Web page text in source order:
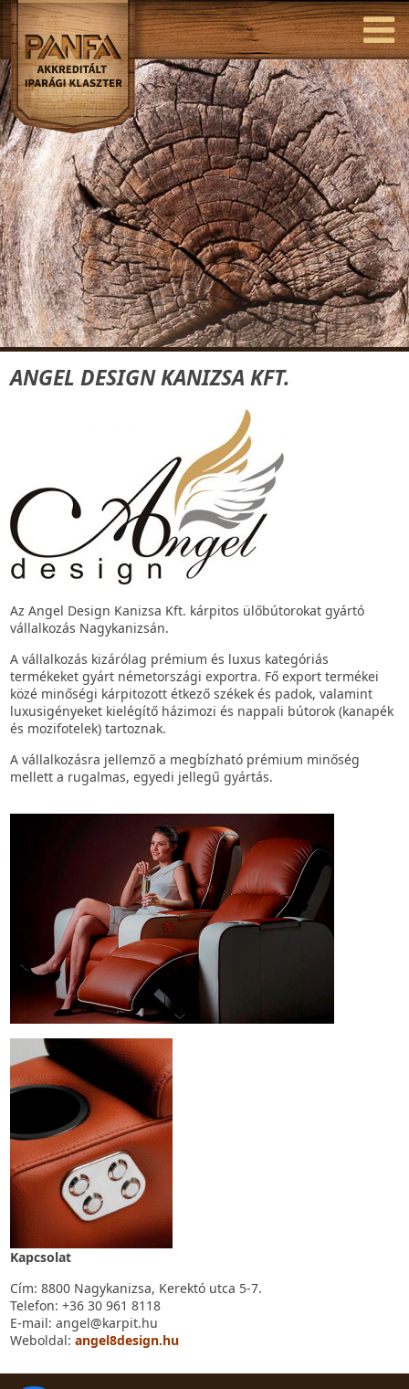
ANGEL DESIGN KANIZSA KFT.
Az Angel Design Kanizsa Kft. kárpitos ülőbútorokat gyártó
vállalkozás Nagykanizsán.
A vállalkozás kizárólag prémium és luxus kategóriás
termékeket gyárt németországi exportra. Fő export termékei
közé minőségi kárpitozott étkező székek és padok, valamint
luxusigényeket kielégítő házimozi és nappali bútorok (kanapék
és mozifotelek) tartoznak.
A vállalkozásra jellemző a megbízható prémium minőség
mellett a rugalmas, egyedi jellegű gyártás.
Kapcsolat
Cím: 8800 Nagykanizsa, Kerektó utca 5-7.
Telefon: +36 30 961 8118
E-mail: angel@karpit.hu
Weboldal: angel8design.hu